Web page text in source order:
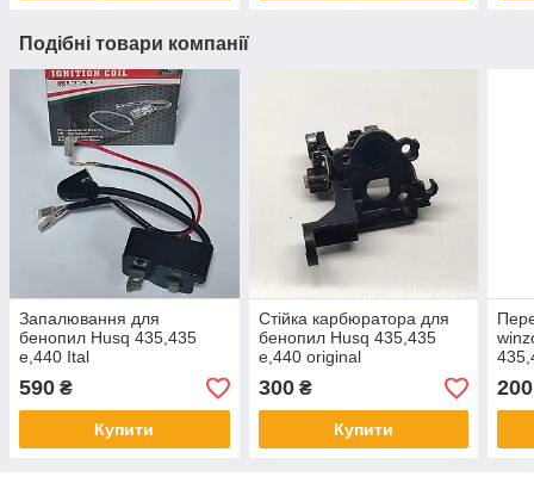
Подібні товари компанії
Запалювання для
бенопил Husq 435,435
e,440 Ital
590 ₴
Купити
Стійка карбюратора для
бенопил Husq 435,435
e,440 original
300₴
Купити
200